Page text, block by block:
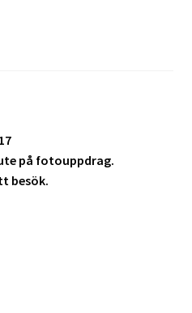
på fotouppdrag.
besök.